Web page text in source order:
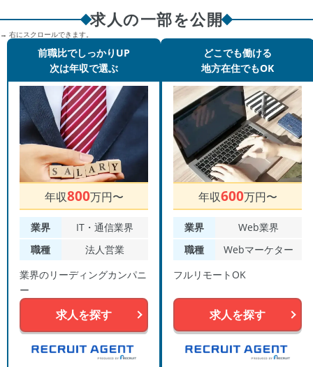
求人の一部を公開
→ 右にスクロールできます。
前職比でしっかりUP
次は年収で選ぶ
年収800万円〜
業界
IT・通信業界
職種
法人営業
業界のリーディングカンパニ
ー
求人を探す
どこでも働ける
地方在住でもOK
年収600万円〜
業界
Web業界
職種
Webマーケター
フルリモートOK
求人を探す